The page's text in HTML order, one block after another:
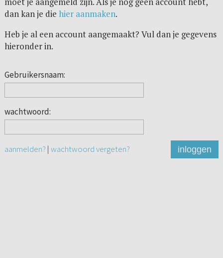
dan kan je die hier aanmaken.
Heb je al een account aangemaakt? Vul dan je gegevens
hieronder in.
Gebruikersnaam:
wachtwoord:
aanmelden? | wachtwoord vergeten? inloggen